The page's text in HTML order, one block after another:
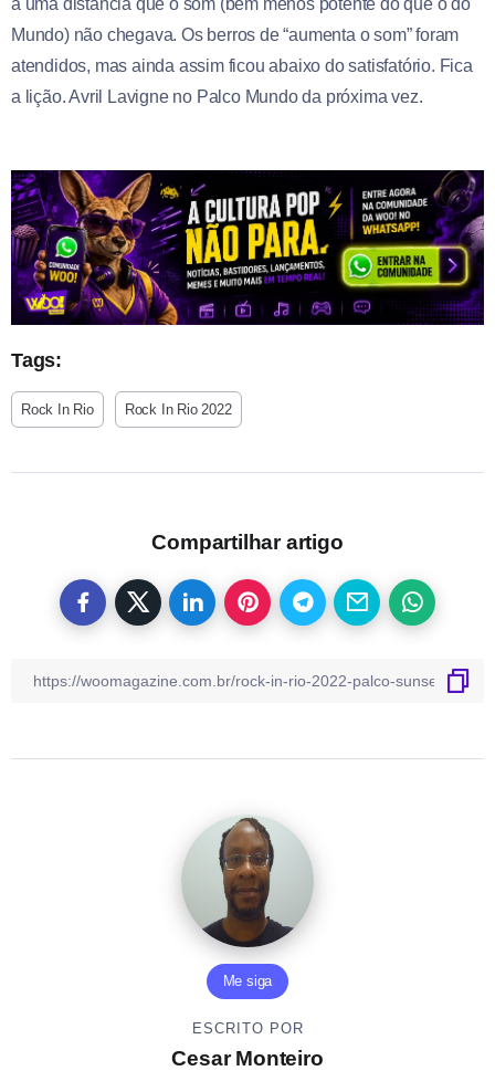
a uma distância que o som (bem menos potente do que o do
Mundo) não chegava. Os berros de “aumenta o som” foram
atendidos, mas ainda assim ficou abaixo do satisfatório. Fica
a lição. Avril Lavigne no Palco Mundo da próxima vez.
Tags:
Rock In Rio Rock In Rio 2022
Compartilhar artigo
Me siga
ESCRITO POR
Cesar Monteiro